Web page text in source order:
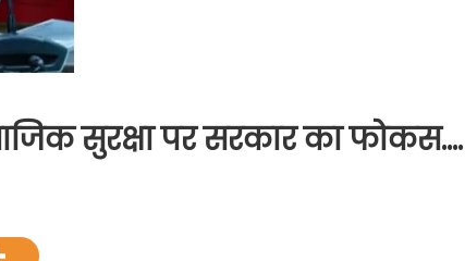
सुरक्षा पर सरकार का फोकस….